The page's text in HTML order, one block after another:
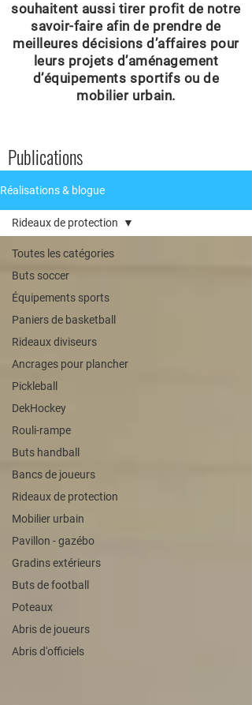
souhaitent aussi tirer profit de notre
savoir-faire afin de prendre de
meilleures décisions d’affaires pour
leurs projets d’aménagement
d’équipements sportifs ou de
mobilier urbain.
Publications
Réalisations & blogue
Toutes les catégories
Buts soccer
Équipements sports
Paniers de basketball
Rideaux diviseurs
Ancrages pour plancher
Pickleball
DekHockey
Rouli-rampe
Buts handball
Bancs de joueurs
Rideaux de protection
Mobilier urbain
Pavillon - gazébo
Gradins extérieurs
Buts de football
Poteaux
Abris de joueurs
Abris d'officiels
Rideaux de protection